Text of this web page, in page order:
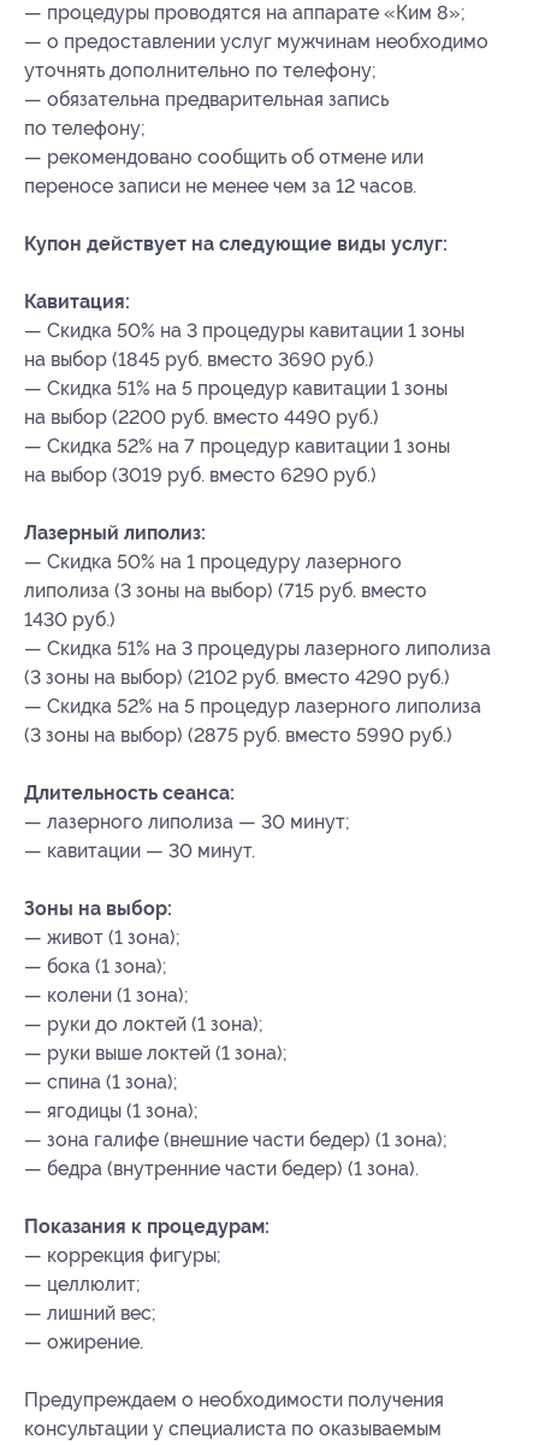
— процедуры проводятся на аппарате «Ким 8»;
— о предоставлении услуг мужчинам необходимо
уточнять дополнительно по телефону;
— обязательна предварительная запись
по телефону;
— рекомендовано сообщить об отмене или
переносе записи не менее чем за 12 часов.
Купон действует на следующие виды услуг:
Кавитация:
— Скидка 50% на 3 процедуры кавитации 1 зоны
на выбор (1845 руб. вместо 3690 руб.)
— Скидка 51% на 5 процедур кавитации 1 зоны
на выбор (2200 руб. вместо 4490 руб.)
— Скидка 52% на 7 процедур кавитации 1 зоны
на выбор (3019 руб. вместо 6290 руб.)
Лазерный липолиз:
— Скидка 50% на 1 процедуру лазерного
липолиза (3 зоны на выбор) (715 руб. вместо
1430 руб.)
— Скидка 51% на 3 процедуры лазерного липолиза
(3 зоны на выбор) (2102 руб. вместо 4290 руб.)
— Скидка 52% на 5 процедур лазерного липолиза
(3 зоны на выбор) (2875 руб. вместо 5990 руб.)
Длительность сеанса:
— лазерного липолиза — 30 минут;
— кавитации — 30 минут.
Зоны на выбор:
— живот (1 зона);
— бока (1 зона);
— колени (1 зона);
— руки до локтей (1 зона);
— руки выше локтей (1 зона);
— спина (1 зона);
— ягодицы (1 зона);
— зона галифе (внешние части бедер) (1 зона);
— бедра (внутренние части бедер) (1 зона).
Показания к процедурам:
— коррекция фигуры;
— целлюлит;
— лишний вес;
— ожирение.
Предупреждаем о необходимости получения
консультации у специалиста по оказываемым